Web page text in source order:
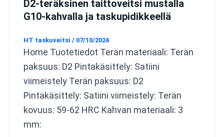
D2-teräksinen taittoveitsi mustalla
G10-kahvalla ja taskupidikkeellä
HT taskuveitsi / 07/10/2024
Home Tuotetiedot Terän materiaali: Terän
paksuus: D2 Pintakäsittely: Satiini
viimeistely Terän paksuus: D2
Pintakäsittely: Satiini viimeistely: Terän
kovuus: 59-62 HRC Kahvan materiaali: 3
mm: